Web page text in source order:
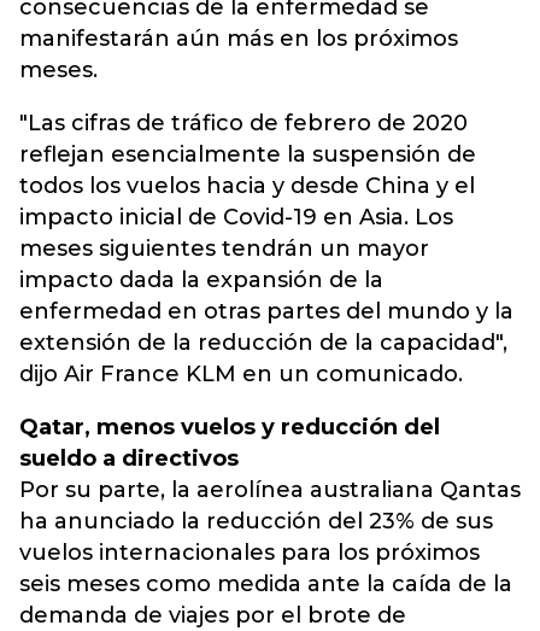
consecuencias de la enfermedad se
manifestarán aún más en los próximos
meses.
"Las cifras de tráfico de febrero de 2020
reflejan esencialmente la suspensión de
todos los vuelos hacia y desde China y el
impacto inicial de Covid-19 en Asia. Los
meses siguientes tendrán un mayor
impacto dada la expansión de la
enfermedad en otras partes del mundo y la
extensión de la reducción de la capacidad",
dijo Air France KLM en un comunicado.
Qatar, menos vuelos y reducción del
sueldo a directivos
Por su parte, la aerolínea australiana Qantas
ha anunciado la reducción del 23% de sus
vuelos internacionales para los próximos
seis meses como medida ante la caída de la
demanda de viajes por el brote de